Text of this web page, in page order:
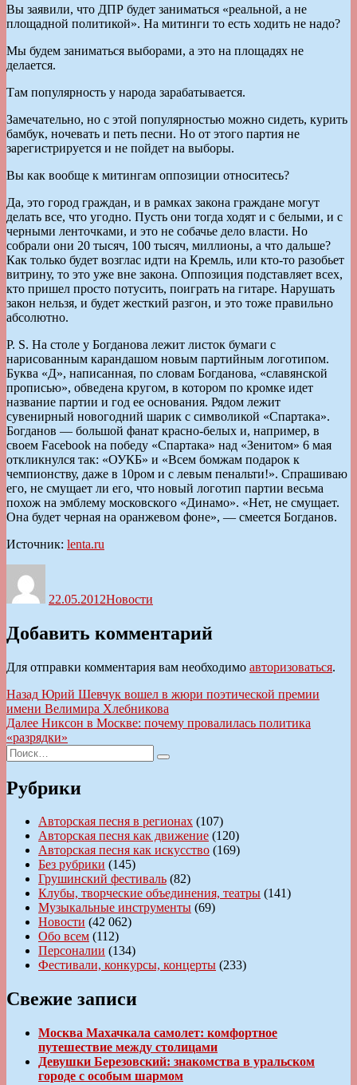
Вы заявили, что ДПР будет заниматься «реальной, а не
площадной политикой». На митинги то есть ходить не надо?
Мы будем заниматься выборами, а это на площадях не
делается.
Там популярность у народа зарабатывается.
Замечательно, но с этой популярностью можно сидеть, курить
бамбук, ночевать и петь песни. Но от этого партия не
зарегистрируется и не пойдет на выборы.
Вы как вообще к митингам оппозиции относитесь?
Да, это город граждан, и в рамках закона граждане могут
делать все, что угодно. Пусть они тогда ходят и с белыми, и с
черными ленточками, и это не собачье дело власти. Но
собрали они 20 тысяч, 100 тысяч, миллионы, а что дальше?
Как только будет возглас идти на Кремль, или кто-то разобьет
витрину, то это уже вне закона. Оппозиция подставляет всех,
кто пришел просто потусить, поиграть на гитаре. Нарушать
закон нельзя, и будет жесткий разгон, и это тоже правильно
абсолютно.
P. S. На столе у Богданова лежит листок бумаги с
нарисованным карандашом новым партийным логотипом.
Буква «Д», написанная, по словам Богданова, «славянской
прописью», обведена кругом, в котором по кромке идет
название партии и год ее основания. Рядом лежит
сувенирный новогодний шарик с символикой «Спартака».
Богданов — большой фанат красно-белых и, например, в
своем Facebook на победу «Спартака» над «Зенитом» 6 мая
откликнулся так: «ОУКБ» и «Всем бомжам подарок к
чемпионству, даже в 10ром и с левым пенальти!». Спрашиваю
его, не смущает ли его, что новый логотип партии весьма
похож на эмблему московского «Динамо». «Нет, не смущает.
Она будет черная на оранжевом фоне», — смеется Богданов.
Источник: lenta.ru
22.05.2012Новости
Добавить комментарий
Для отправки комментария вам необходимо авторизоваться.
Навигация
по
записям
Назад Предыдущая
запись:
Юрий Шевчук вошел в жюри поэтической премии
имени Велимира Хлебникова
Далее Следующая
запись:
Никсон в Москве: почему провалилась политика
«разрядки»
Искать:
Поиск
Рубрики
Авторская песня в регионах (107)
Авторская песня как движение (120)
Авторская песня как искусство (169)
Без рубрики (145)
Грушинский фестиваль (82)
Клубы, творческие объединения, театры (141)
Музыкальные инструменты (69)
Новости (42 062)
Обо всем (112)
Персоналии (134)
Фестивали, конкурсы, концерты (233)
Свежие записи
Москва Махачкала самолет: комфортное
путешествие между столицами
Девушки Березовский: знакомства в уральском
городе с особым шармом